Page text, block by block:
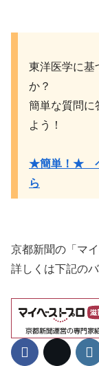
東洋医学に基
か？
簡単な質問に
よう！
★簡単！★ ペ
ら
京都新聞の「マ
詳しくは下記の